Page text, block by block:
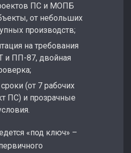
ПС и МОПБ
от небольших
производств;
на требования
и ПП-87, двойная
(от 7 рабочих
ПС) и прозрачные
«под ключ» –